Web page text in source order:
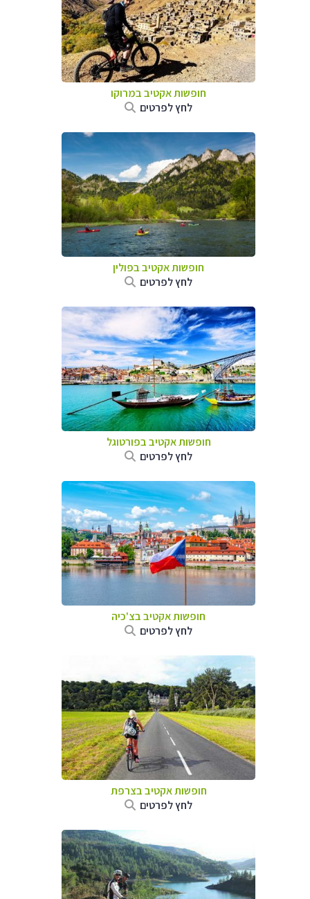
חופשות אקטיב במרוקו
לחץ לפרטים
חופשות אקטיב בפולין
לחץ לפרטים
חופשות אקטיב בפורטוגל
לחץ לפרטים
חופשות אקטיב בצ'כיה
לחץ לפרטים
חופשות אקטיב בצרפת
לחץ לפרטים